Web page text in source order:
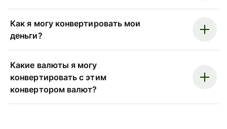
Как я могу конвертировать мои
деньги?
Какие валюты я могу
конвертировать с этим
конвертором валют?